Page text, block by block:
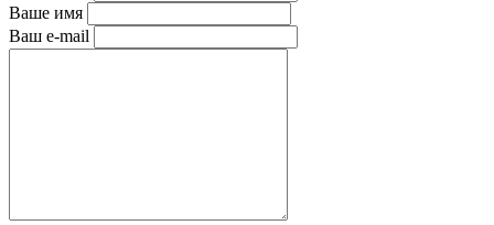
Ваше имя
Ваш e-mail